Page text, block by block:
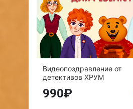
Видеопоздравление от
детективов ХРУМ
990